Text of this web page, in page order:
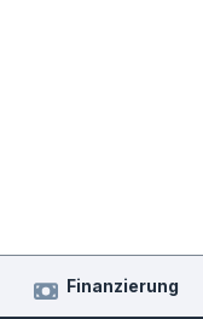
Finanzierung